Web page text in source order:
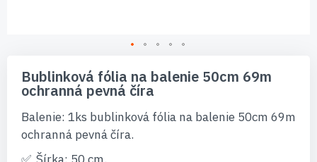
začiatok
galérie
Bublinková fólia na balenie 50cm 69m
ochranná pevná číra
Balenie: 1ks bublinková fólia na balenie 50cm 69m
ochranná pevná číra.